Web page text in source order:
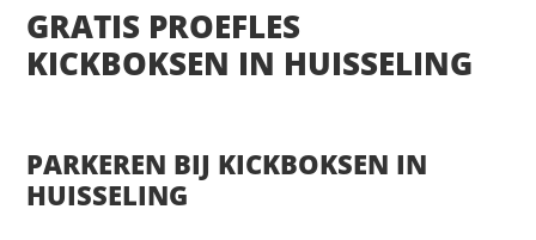
GRATIS PROEFLES
KICKBOKSEN IN HUISSELING
PARKEREN BIJ KICKBOKSEN IN
HUISSELING